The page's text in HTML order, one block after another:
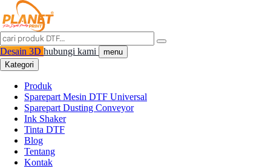
Desain 3D hubungi kami
menu
Kategori
Produk
Sparepart Mesin DTF Universal
Sparepart Dusting Conveyor
Ink Shaker
Tinta DTF
Blog
Tentang
Kontak